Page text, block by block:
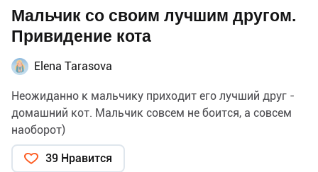
Мальчик со своим лучшим другом.
Привидение кота
Elena Tarasova
Неожиданно к мальчику приходит его лучший друг -
домашний кот. Мальчик совсем не боится, а совсем
наоборот)
39 Нравится